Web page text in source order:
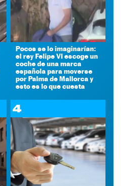
Pocos se lo imaginarían:
el rey Felipe VI escoge un
coche de una marca
española para moverse
por Palma de Mallorca y
esto es lo que cuesta
4